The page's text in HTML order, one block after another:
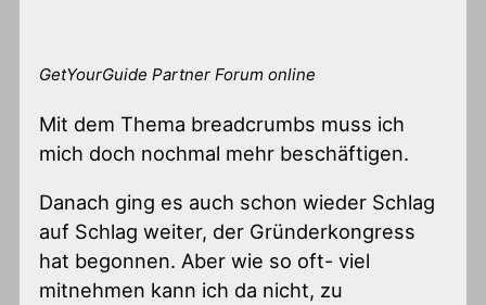
GetYourGuide Partner Forum online
Mit dem Thema breadcrumbs muss ich
mich doch nochmal mehr beschäftigen.
Danach ging es auch schon wieder Schlag
auf Schlag weiter, der Gründerkongress
hat begonnen. Aber wie so oft- viel
mitnehmen kann ich da nicht, zu